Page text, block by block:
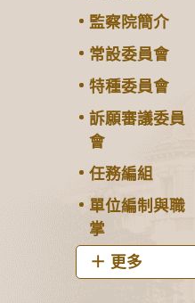
監察院簡介
常設委員會
特種委員會
訴願審議委員
會
任務編組
單位編制與職
掌
更多